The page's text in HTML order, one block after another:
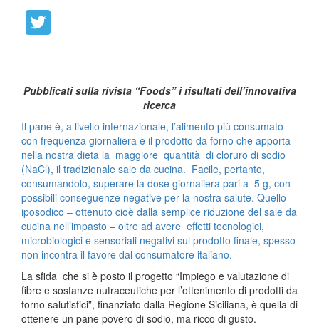
Pubblicati sulla rivista “Foods”i risultati dell’innovativa
ricerca
Il pane è, a livello internazionale, l’alimento più consumato
con frequenza giornaliera e il prodotto da forno che apporta
nella nostra dieta la maggiore quantità di cloruro di sodio
(NaCl), il tradizionale sale da cucina. Facile, pertanto,
consumandolo, superare la dose giornaliera pari a 5 g, con
possibili conseguenze negative per la nostra salute. Quello
iposodico – ottenuto cioè dalla semplice riduzione del sale da
cucina nell’impasto – oltre ad avere effetti tecnologici,
microbiologici e sensoriali negativi sul prodotto finale, spesso
non incontra il favore dal consumatore italiano.
La sfida che si è posto il progetto “Impiego e valutazione di
fibre e sostanze nutraceutiche per l’ottenimento di prodotti da
forno salutistici”, finanziato dalla Regione Siciliana, è quella di
ottenere un pane povero di sodio, ma ricco di gusto.